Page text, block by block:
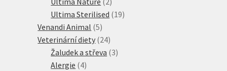
produkty
Ultima Sterilised 1919
Venandi Animal 55
produktů
Veterinární diety 2424
produktů
Žaludek a střeva 33
Alergie 44